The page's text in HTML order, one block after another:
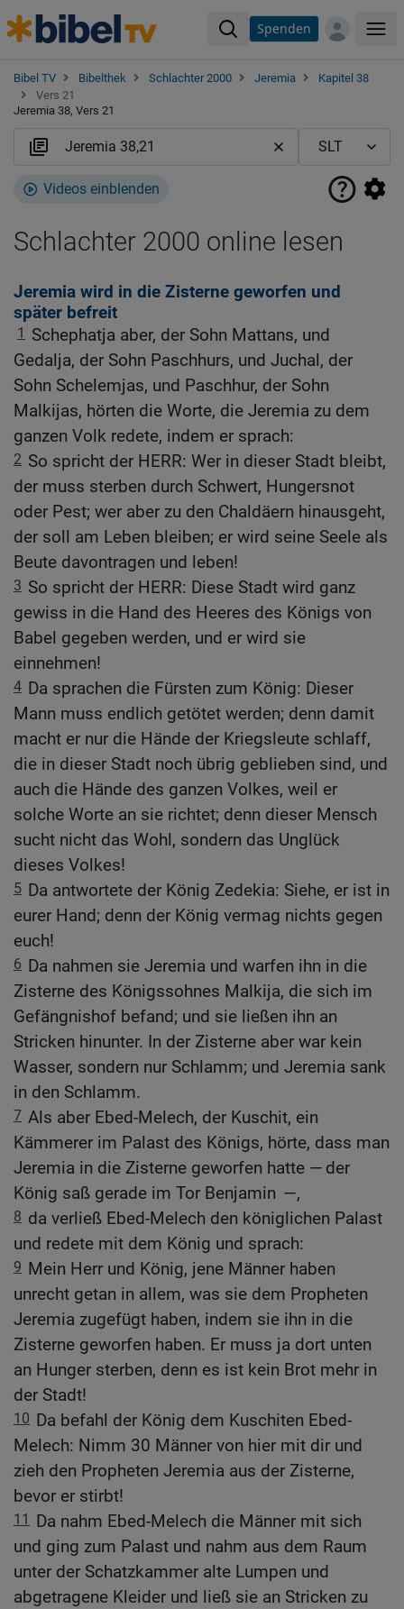
Spenden
Bibel TV Bibelthek Schlachter 2000 Jeremia
Kapitel 38
Vers 21
Jeremia 38, Vers 21
Videos einblenden
Schlachter 2000 online lesen
Jeremia wird in die Zisterne geworfen und
später befreit
1
Schephatja aber, der Sohn Mattans, und
Gedalja, der Sohn Paschhurs, und Juchal, der
Sohn Schelemjas, und Paschhur, der Sohn
Malkijas, hörten die Worte, die Jeremia zu dem
ganzen Volk redete, indem er sprach:
2 So spricht der HERR: Wer in dieser Stadt bleibt,
der muss sterben durch Schwert, Hungersnot
oder Pest; wer aber zu den Chaldäern hinausgeht,
der soll am Leben bleiben; er wird seine Seele als
Beute davontragen und leben!
3 So spricht der HERR: Diese Stadt wird ganz
gewiss in die Hand des Heeres des Königs von
Babel gegeben werden, und er wird sie
einnehmen!
4 Da sprachen die Fürsten zum König: Dieser
Mann muss endlich getötet werden; denn damit
macht er nur die Hände der Kriegsleute schlaff,
die in dieser Stadt noch übrig geblieben sind, und
auch die Hände des ganzen Volkes, weil er
solche Worte an sie richtet; denn dieser Mensch
sucht nicht das Wohl, sondern das Unglück
dieses Volkes!
5 Da antwortete der König Zedekia: Siehe, er ist in
eurer Hand; denn der König vermag nichts gegen
euch!
6 Da nahmen sie Jeremia und warfen ihn in die
Zisterne des Königssohnes Malkija, die sich im
Gefängnishof befand; und sie ließen ihn an
Stricken hinunter. In der Zisterne aber war kein
Wasser, sondern nur Schlamm; und Jeremia sank
in den Schlamm.
7 Als aber Ebed-Melech, der Kuschit, ein
Kämmerer im Palast des Königs, hörte, dass man
Jeremia in die Zisterne geworfen hatte — der
König saß gerade im Tor Benjamin —,
8 da verließ Ebed-Melech den königlichen Palast
und redete mit dem König und sprach:
9 Mein Herr und König, jene Männer haben
unrecht getan in allem, was sie dem Propheten
Jeremia zugefügt haben, indem sie ihn in die
Zisterne geworfen haben. Er muss ja dort unten
an Hunger sterben, denn es ist kein Brot mehr in
der Stadt!
10 Da befahl der König dem Kuschiten Ebed-
Melech: Nimm 30 Männer von hier mit dir und
zieh den Propheten Jeremia aus der Zisterne,
bevor er stirbt!
11
Da nahm Ebed-Melech die Männer mit sich
und ging zum Palast und nahm aus dem Raum
unter der Schatzkammer alte Lumpen und
abgetragene Kleider und ließ sie an Stricken zu